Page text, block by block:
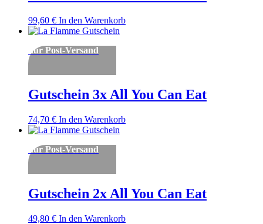
99,60 € In den Warenkorb
nur Post-Versand
Gutschein 3x All You Can Eat
74,70 € In den Warenkorb
nur Post-Versand
Gutschein 2x All You Can Eat
49,80 € In den Warenkorb